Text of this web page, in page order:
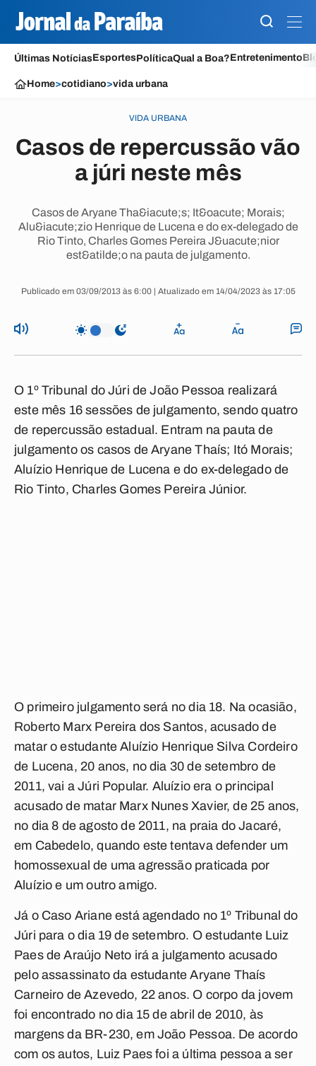
Últimas NotíciasEsportesPolíticaQual a Boa?Entretenimento
Home>cotidiano>vida urbana
VIDA URBANA
Casos de repercussão vão
a júri neste mês
Casos de Aryane Tha&iacute;s; It&oacute; Morais;
Alu&iacute;zio Henrique de Lucena e do ex-delegado de
Rio Tinto, Charles Gomes Pereira J&uacute;nior
est&atilde;o na pauta de julgamento.
Publicado em 03/09/2013 às 6:00 | Atualizado em 14/04/2023 às 17:05
O 1º Tribunal do Júri de João Pessoa realizará
este mês 16 sessões de julgamento, sendo quatro
de repercussão estadual. Entram na pauta de
julgamento os casos de Aryane Thaís; Itó Morais;
Aluízio Henrique de Lucena e do ex-delegado de
Rio Tinto, Charles Gomes Pereira Júnior.
O primeiro julgamento será no dia 18. Na ocasião,
Roberto Marx Pereira dos Santos, acusado de
matar o estudante Aluízio Henrique Silva Cordeiro
de Lucena, 20 anos, no dia 30 de setembro de
2011, vai a Júri Popular. Aluízio era o principal
acusado de matar Marx Nunes Xavier, de 25 anos,
no dia 8 de agosto de 2011, na praia do Jacaré,
em Cabedelo, quando este tentava defender um
homossexual de uma agressão praticada por
Aluízio e um outro amigo.
Já o Caso Ariane está agendado no 1º Tribunal do
Júri para o dia 19 de setembro. O estudante Luiz
Paes de Araújo Neto irá a julgamento acusado
pelo assassinato da estudante Aryane Thaís
Carneiro de Azevedo, 22 anos. O corpo da jovem
foi encontrado no dia 15 de abril de 2010, às
margens da BR-230, em João Pessoa. De acordo
com os autos, Luiz Paes foi a última pessoa a ser